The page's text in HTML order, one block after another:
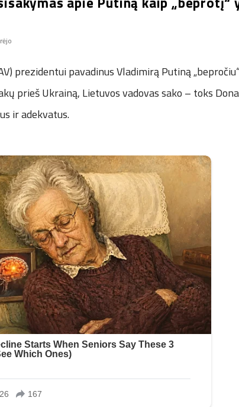
prezidentui pavadinus Vladimirą Putiną
prieš Ukrainą, Lietuvos vadovas sako – toks
ir adekvatus.